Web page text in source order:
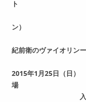
百留敬雄
－
紀前衛のヴァイオリンー
2015年1月25日（日
入場料 一般